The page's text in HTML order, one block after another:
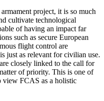
project, it is so much
cultivate technological
of having an impact far
such as secure Euro­pean
flight control are
just as relevant for civil­ian use.
closely linked to the call for
of priority. This is one of
view FCAS as a holistic